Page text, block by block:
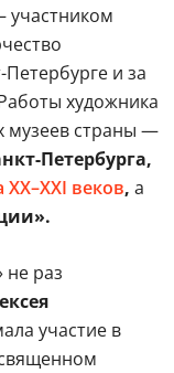
участником
и за
художника
музеев страны —
Петербурга,
веков, а
не раз
участие в